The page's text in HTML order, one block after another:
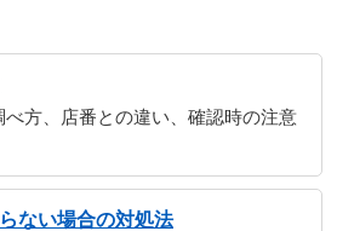
方、店番との違い、確認時の注意
ない場合の対処法